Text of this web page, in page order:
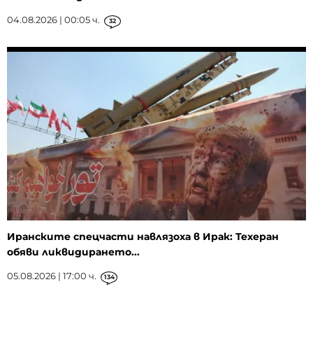
04.08.2026 | 00:05 ч. 32
Иранските спецчасти навлязоха в Ирак: Техеран
обяви ликвидирането...
05.08.2026 | 17:00 ч. 134